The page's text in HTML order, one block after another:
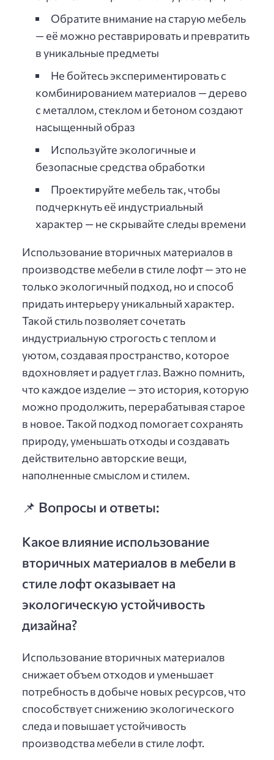
Обратите внимание на старую мебель
— её можно реставрировать и превратить
в уникальные предметы
Не бойтесь экспериментировать с
комбинированием материалов — дерево
с металлом, стеклом и бетоном создают
насыщенный образ
Используйте экологичные и
безопасные средства обработки
Проектируйте мебель так, чтобы
подчеркнуть её индустриальный
характер — не скрывайте следы времени
Использование вторичных материалов в
производстве мебели в стиле лофт — это не
только экологичный подход, но и способ
придать интерьеру уникальный характер.
Такой стиль позволяет сочетать
индустриальную строгость с теплом и
уютом, создавая пространство, которое
вдохновляет и радует глаз. Важно помнить,
что каждое изделие — это история, которую
можно продолжить, перерабатывая старое
в новое. Такой подход помогает сохранять
природу, уменьшать отходы и создавать
действительно авторские вещи,
наполненные смыслом и стилем.
📌 Вопросы и ответы:
Какое влияние использование
вторичных материалов в мебели в
стиле лофт оказывает на
экологическую устойчивость
дизайна?
Использование вторичных материалов
снижает объем отходов и уменьшает
потребность в добыче новых ресурсов, что
способствует снижению экологического
следа и повышает устойчивость
производства мебели в стиле лофт.